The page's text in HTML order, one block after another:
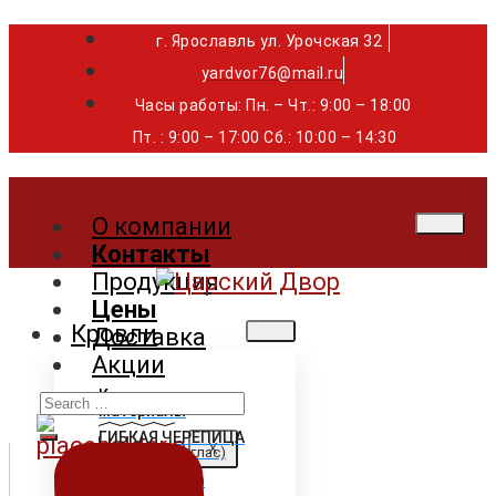
г. Ярославль ул. Урочская 32 ⁣⁣⁣⁣
yardvor76@mail.ru
Часы работы: Пн. – Чт.: 9:00 – 18:00
Пт. : 9:00 – 17:00 Сб.: 10:00 – 14:30
О компании
Контакты
Продукция
Цены
Доставка
Акции
X
Кровли
Кровельные
материалы
ГИБКАЯ ЧЕРЕПИЦА
Shinglas (Шинглас)
Tegola (Тегола)
Search
for: